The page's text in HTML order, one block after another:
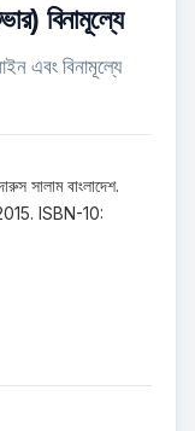
বিনামূল্যে
এবং বিনামূল্যে
সালাম বাংলাদেশ.
ISBN-10: